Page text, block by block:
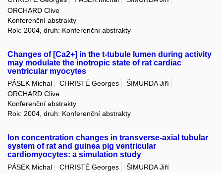
ORCHARD Clive
Konferenční abstrakty
Rok: 2004, druh: Konferenční abstrakty
Changes of [Ca2+] in the t-tubule lumen during activity
may modulate the inotropic state of rat cardiac
ventricular myocytes
PÁSEK Michal CHRISTÉ Georges
ŠIMURDA Jiří
ORCHARD Clive
Konferenční abstrakty
Rok: 2004, druh: Konferenční abstrakty
Ion concentration changes in transverse-axial tubular
system of rat and guinea pig ventricular
cardiomyocytes: a simulation study
PÁSEK Michal CHRISTÉ Georges
ŠIMURDA Jiří